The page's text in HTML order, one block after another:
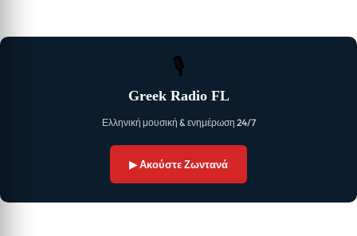
🎙
Greek Radio FL
Ελληνική μουσική & ενημέρωση 24/7
▶ Ακούστε Ζωντανά